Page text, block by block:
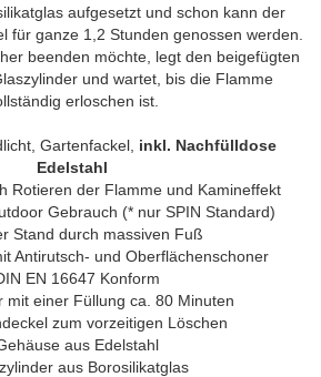
aufgesetzt und schon kann der
für ganze 1,2 Stunden genossen werden.
beenden möchte, legt den beigefügten
und wartet, bis die Flamme
erloschen ist.
Gartenfackel, inkl. Nachfülldose
Edelstahl
Rotieren der Flamme und Kamineffekt
Gebrauch (* nur SPIN Standard)
Stand durch massiven Fuß
Antirutsch- und Oberflächenschoner
EN 16647 Konform
mit einer Füllung ca. 80 Minuten
zum vorzeitigen Löschen
aus Edelstahl
aus Borosilikatglas